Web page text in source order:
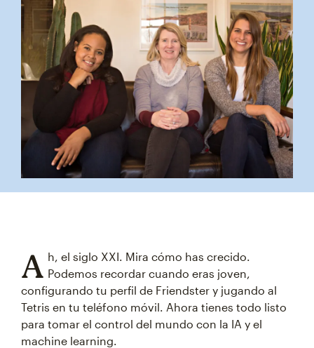
A h, el siglo XXI. Mira cómo has crecido.
Podemos recordar cuando eras joven,
configurando tu perfil de Friendster y jugando al
Tetris en tu teléfono móvil. Ahora tienes todo listo
para tomar el control del mundo con la IA y el
machine learning.